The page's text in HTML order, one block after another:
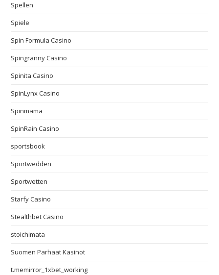
Spellen
Spiele
Spin Formula Casino
Spingranny Casino
Spinita Casino
SpinLynx Casino
Spinmama
SpinRain Casino
sportsbook
Sportwedden
Sportwetten
Starfy Casino
Stealthbet Casino
stoichimata
Suomen Parhaat Kasinot
t.memirror_1xbet_working